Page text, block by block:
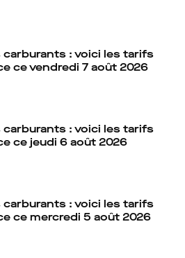
carburants : voici les tarifs
ce vendredi 7 août 2026
carburants : voici les tarifs
ce jeudi 6 août 2026
carburants : voici les tarifs
ce mercredi 5 août 2026